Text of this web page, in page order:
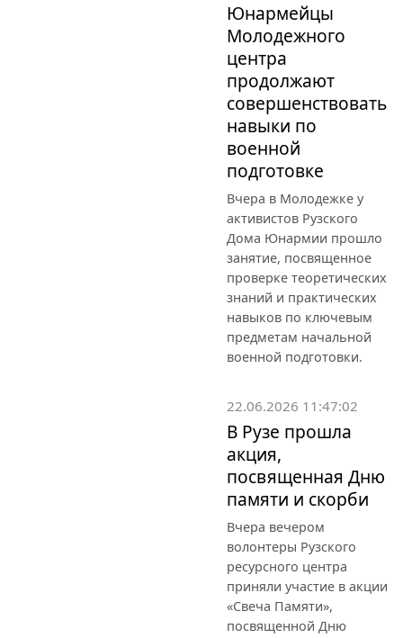
Юнармейцы
Молодежного
центра
продолжают
совершенствовать
навыки по
военной
подготовке
Вчера в Молодежке у
активистов Рузского
Дома Юнармии прошло
занятие, посвященное
проверке теоретических
знаний и практических
навыков по ключевым
предметам начальной
военной подготовки.
22.06.2026 11:47:02
В Рузе прошла
акция,
посвященная Дню
памяти и скорби
Вчера вечером
волонтеры Рузского
ресурсного центра
приняли участие в акции
«Свеча Памяти»,
посвященной Дню